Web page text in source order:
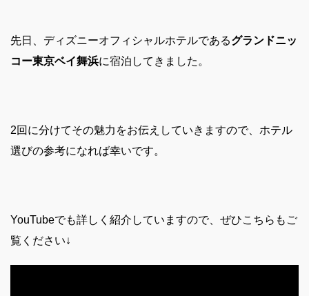
先日、ディズニーオフィシャルホテルであるグランドニッ
コー東京ベイ舞浜に宿泊してきました。
2回に分けてその魅力をお伝えしていきますので、ホテル
選びの参考になれば幸いです。
YouTubeでも詳しく紹介していますので、 ぜひこちらもご
覧ください↓